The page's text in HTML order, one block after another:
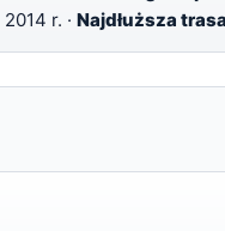
2014 r. · Najdłuższa